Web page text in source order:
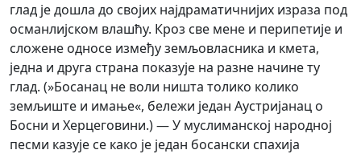
глад је дошла дo својих наjдраматичнијих израза под
османлијском влашћу. Кроз све мене и перипетије и
сложене односе измeђу земљовласника и кмета,
једна и друга страна показује на разне начине ту
глад. (»Босанац не воли ништа толико коликo
земљиште и имање«, бележи један Аустријанац о
Босни и Херцеговини.) — У муслиманској народној
песми казује се како је један босански спахија